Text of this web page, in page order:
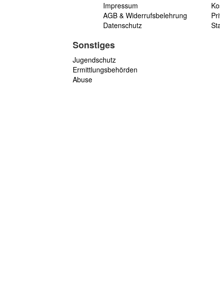
Impressum
AGB & Widerrufsbelehrung
Datenschutz
Sonstiges
Jugendschutz
Ermittlungsbehörden
Abuse